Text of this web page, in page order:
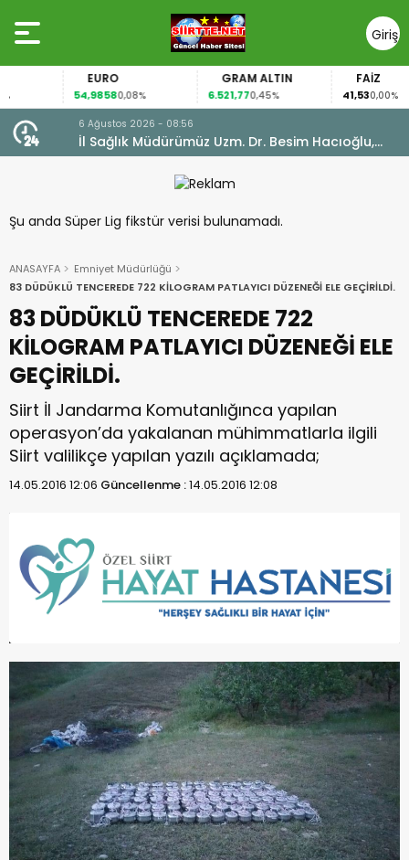
Giriş
Yap
0,08%
GRAM ALTIN
0,45% 0,00%
6 Ağustos 2026 - 08:56
İl Sağlık Müdürümüz Uzm. Dr. Besim Hacıoğlu,
Kurtalan Sağlıklı Hayat Merkezini Ziyaret Etti
Şu anda Süper Lig fikstür verisi bulunamadı.
ANASAYFA
Emniyet Müdürlüğü
83 DÜDÜKLÜ TENCEREDE 722 KİLOGRAM PATLAYICI DÜZENEĞİ ELE GEÇİRİLDİ.
83 DÜDÜKLÜ TENCEREDE 722
KİLOGRAM PATLAYICI DÜZENEĞİ ELE
GEÇİRİLDİ.
Siirt İl Jandarma Komutanlığınca yapılan
operasyon’da yakalanan mühimmatlarla ilgili
Siirt valilikçe yapılan yazılı açıklamada;
14.05.2016 12:06 Güncellenme :14.05.2016 12:08